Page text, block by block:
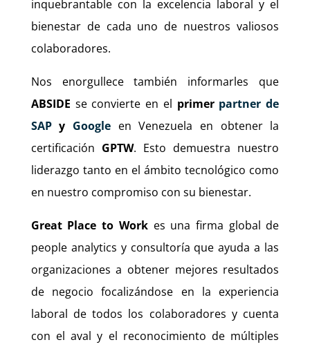
inquebrantable con la excelencia laboral y el
bienestar de cada uno de nuestros valiosos
colaboradores.
Nos enorgullece también informarles que
ABSIDE se convierte en el primer partner de
SAPy Google en Venezuela en obtener la
certificación GPTW. Esto demuestra nuestro
liderazgo tanto en el ámbito tecnológico como
en nuestro compromiso con su bienestar.
Great Place to Workes una firma global de
people analytics y consultoría que ayuda a las
organizaciones a obtener mejores resultados
de negocio focalizándose en la experiencia
laboral de todos los colaboradores y cuenta
con el aval y el reconocimiento de múltiples